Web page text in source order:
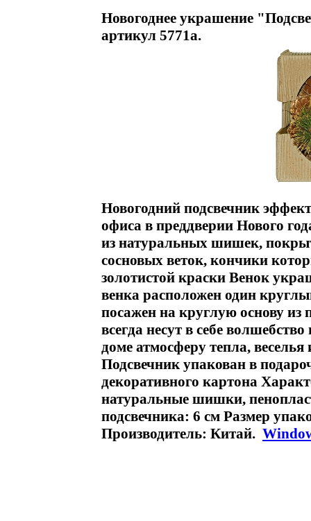
Новогоднее украшение
артикул 5771a.
Новогодний подсвечник
офиса в преддверии Нового
из натуральных шишек,
сосновых веток, кончики
золотистой краски Венок
венка расположен один
посажен на круглую основу из
всегда несут в себе
доме атмосферу тепла,
Подсвечник упакован в
декоративного картона
натуральные шишки,
подсвечника: 6 см Размер
Производитель: Китай.